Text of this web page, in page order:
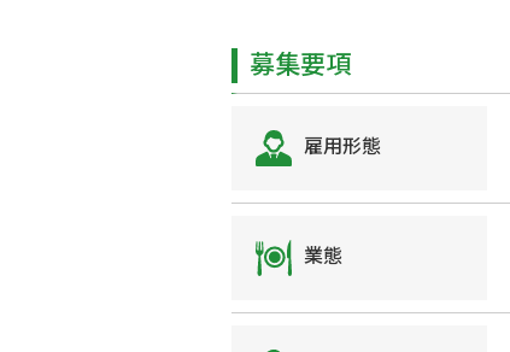
募集要項
雇用形態
業態